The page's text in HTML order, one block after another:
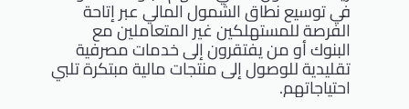
في توسيع نطاق الشمول المالي عبر إتاحة
الفرصة للمستهلكين غير المتعاملين مع
البنوك أو من يفتقرون إلى خدمات مصرفية
تقليدية للوصول إلى منتجات مالية مبتكرة تلبي
احتياجاتهم.